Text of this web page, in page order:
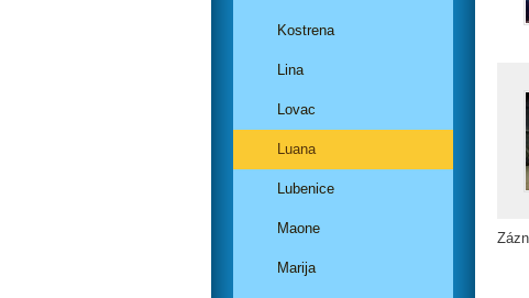
Kostrena
Lina
Lovac
Luana
Lubenice
Maone
Marija